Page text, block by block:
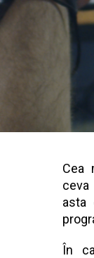
Cea
asta
În